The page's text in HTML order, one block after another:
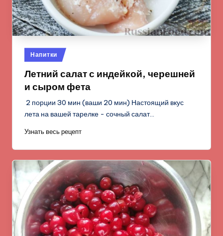
Опубликовано
в
Напитки
Летний салат с индейкой, черешней
и сыром фета
2 порции 30 мин (ваши 20 мин) Настоящий вкус
лета на вашей тарелке - сочный салат…
Узнать весь рецепт